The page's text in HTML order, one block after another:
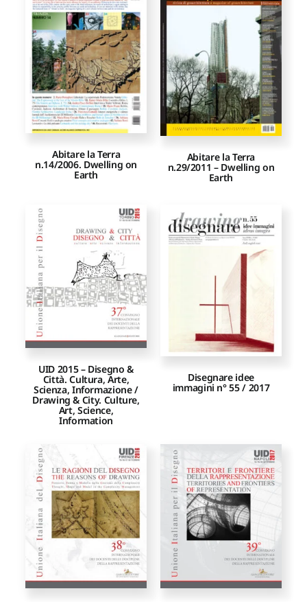
Proposte di pubblicazione
Gangemi Editore
Newsletter
Abitare la Terra
n.14/2006. Dwelling on
Earth
Abitare la Terra
n.29/2011 – Dwelling on
Earth
UID 2015 – Disegno &
Città. Cultura, Arte,
Scienza, Informazione /
Drawing & City. Culture,
Art, Science,
Information
Disegnare idee
immagini n° 55 / 2017